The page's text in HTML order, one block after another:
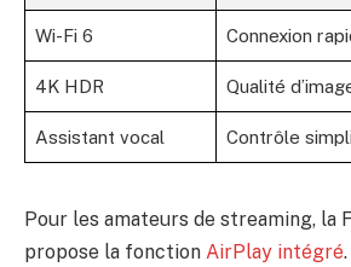
Wi-Fi 6 Connexion
4K HDR Qualité
Assistant vocal Contrôle
Pour les amateurs de streaming, la
propose la fonction AirPlay intégré